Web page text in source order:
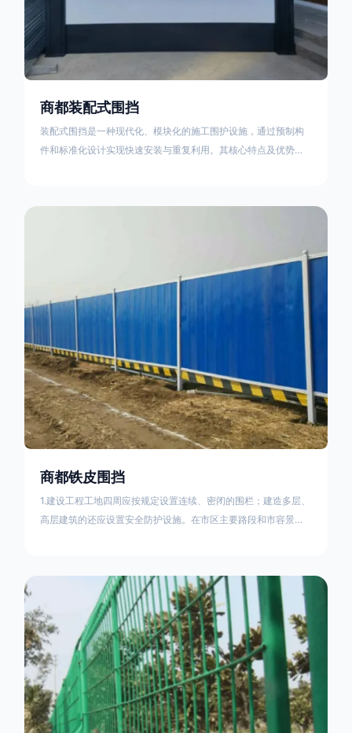
商都装配式围挡
装配式围挡是一种现代化、模块化的施工围护设施，通过预制构
件和标准化设计实现快速安装与重复利用。其核心特点及优势如
撑、横撑加强筋等部件增强整体稳定性立柱规格：通常为
商都铁皮围挡
1.建设工程工地四周应按规定设置连续、密闭的围栏；建造多层、
高层建筑的还应设置安全防护设施。在市区主要路段和市容景观
料应保证围栏稳固、整洁、美观。市政工程项目工地，可按工程
进度分段设置围栏或按规定使用统一的连续性护栏设施。施工单
位不得在工地围栏外堆放建筑材料、垃圾和工程渣土。在